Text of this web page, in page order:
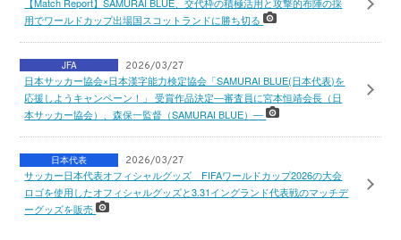
用でワールドカップ出場国スコットランドに勝ち切る
JFA 2026/03/27
日本サッカー協会×日本漢字能力検定協会「SAMURAI BLUE(日本代表)を
応援しようキャンペーン！」 受賞作品決定―審査員に宮本恒靖会長（日
本サッカー協会）、森保一監督（SAMURAI BLUE）―
日本代表 2026/03/27
サッカー日本代表オフィシャルグッズ FIFAワールドカップ2026の大会
ロゴを使用したオフィシャルグッズと3.31イングランド代表戦のマッチデ
ーグッズを販売